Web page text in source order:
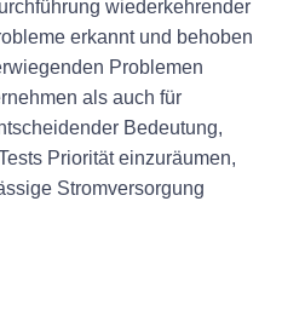
wiederkehrender
erkannt und behoben
Problemen
als auch für
Bedeutung,
Priorität einzuräumen,
Stromversorgung